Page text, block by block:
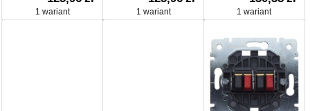
1 wariant 1 wariant 1 wariant